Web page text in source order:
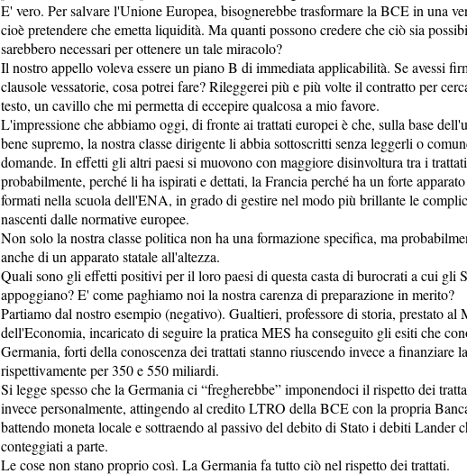
E' vero. Per salvare l'Unione Europea, bisognerebbe trasformare la BCE in una
cioè pretendere che emetta liquidità. Ma quanti possono credere che ciò sia
sarebbero necessari per ottenere un tale miracolo?
Il nostro appello voleva essere un piano B di immediata applicabilità. Se avessi
clausole vessatorie, cosa potrei fare? Rileggerei più e più volte il contratto per
testo, un cavillo che mi permetta di eccepire qualcosa a mio favore.
L'impressione che abbiamo oggi, di fronte ai trattati europei è che, sulla base
bene supremo, la nostra classe dirigente li abbia sottoscritti senza leggerli o
domande. In effetti gli altri paesi si muovono con maggiore disinvoltura tra i
probabilmente, perché li ha ispirati e dettati, la Francia perché ha un forte
formati nella scuola dell'ENA, in grado di gestire nel modo più brillante le
nascenti dalle normative europee.
Non solo la nostra classe politica non ha una formazione specifica, ma
anche di un apparato statale all'altezza.
Quali sono gli effetti positivi per il loro paesi di questa casta di burocrati a cui gli
appoggiano? E' come paghiamo noi la nostra carenza di preparazione in merito?
Partiamo dal nostro esempio (negativo). Gualtieri, professore di storia, prestato al
dell'Economia, incaricato di seguire la pratica MES ha conseguito gli esiti che
Germania, forti della conoscenza dei trattati stanno riuscendo invece a finanziare
rispettivamente per 350 e 550 miliardi.
Si legge spesso che la Germania ci “fregherebbe” imponendoci il rispetto dei
invece personalmente, attingendo al credito LTRO della BCE con la propria
battendo moneta locale e sottraendo al passivo del debito di Stato i debiti Lander
conteggiati a parte.
Le cose non stano proprio così. La Germania fa tutto ciò nel rispetto dei trattati.